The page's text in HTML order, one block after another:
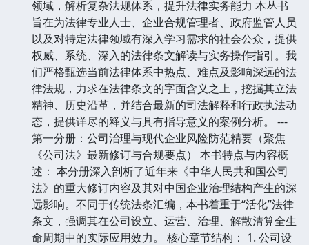
领域，解析复杂法规体系，提升法律实务能力 本丛书
旨在为法律专业人士、企业合规管理者、政府监管人员
以及对特定法律领域有深入学习需求的社会公众，提供
权威、系统、深入的法律条文解读与实务操作指引。我
们严格甄选当前法律体系中热点、难点及影响深远的法
律法规，力求在法律条文的字面含义之上，挖掘其立法
精神、历史沿革，并结合最新的司法解释和行政执法动
态，提供详尽的释义与具有指导意义的案例分析。 ---
第一分册：公司治理与现代企业风险防范精要（聚焦
《公司法》最新修订与合规要点） 本书特点与内容概
述： 本分册深入剖析了近年来《中华人民共和国公司
法》的重大修订内容及其对中国企业治理结构产生的深
远影响。不同于传统法条汇编，本书着重于“活化”法律
条文，强调其在公司设立、运营、治理、解散清算全生
命周期中的实际应用效力。 核心章节结构： 1. 公司设